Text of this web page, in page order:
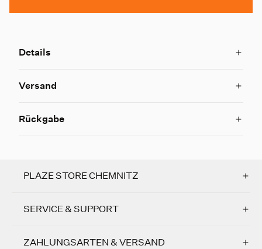
Details
Versand
Rückgabe
PLAZE STORE CHEMNITZ
SERVICE & SUPPORT
ZAHLUNGSARTEN & VERSAND